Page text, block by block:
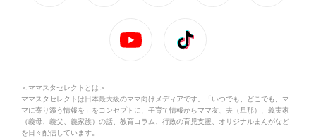
＜ママスタセレクトとは＞
ママスタセレクトは日本最大級のママ向けメディアです。「いつでも、どこでも、マ
マに寄り添う情報を」をコンセプトに、子育て情報からママ友、夫（旦那）、義実家
（義母、義父、義家族）の話、教育コラム、行政の育児支援、オリジナルまんがなど
を日々配信しています。